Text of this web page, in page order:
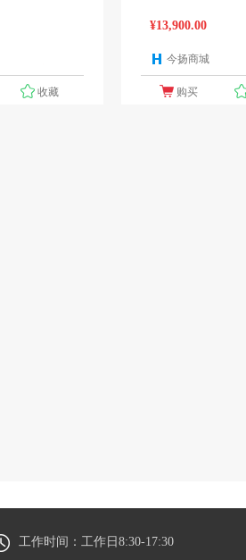
收藏
¥13,900.00
今扬商城
购买
工作时间：工作日8:30-17:30